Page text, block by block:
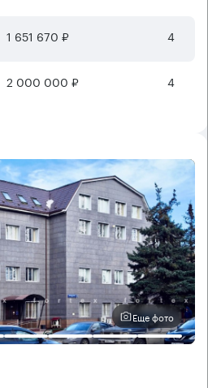
1 651 670 ₽ 4
2 000 000 ₽ 4
Еще фото